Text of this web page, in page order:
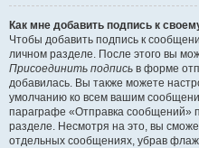
Как мне добавить подпись к
Чтобы добавить подпись к
личном разделе. После этого вы
Присоединить подпись в форме
добавилась. Вы также можете
умолчанию ко всем вашим
параграфе «Отправка сообщений»
разделе. Несмотря на это, вы
отдельных сообщениях, убрав